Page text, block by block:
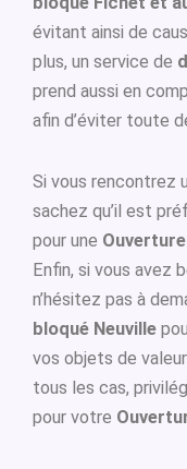
évitant ainsi de
plus, un service de
prend aussi en
afin d’éviter toute
Si vous rencontrez
sachez qu’il est
pour une
Enfin, si vous avez
n’hésitez pas à
bloqué Neuville
vos objets de
tous les cas,
pour votre